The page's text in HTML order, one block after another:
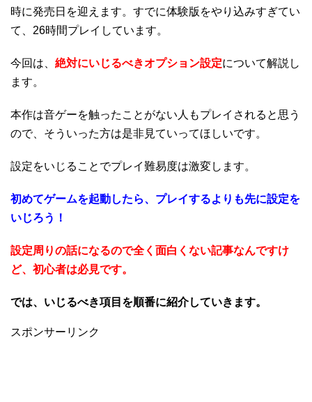
時に発売日を迎えます。すでに体験版をやり込みすぎてい
て、26時間プレイしています。
今回は、 絶対にいじるべきオプション設定について解説し
ます。
本作は音ゲーを触ったことがない人もプレイされると思う
ので、そういった方は是非見ていってほしいです。
設定をいじることでプレイ難易度は激変します。
初めてゲームを起動したら、プレイするよりも先に設定を
いじろう！
設定周りの話になるので全く面白くない記事なんですけ
ど、初心者は必見です。
では、いじるべき項目を順番に紹介していきます。
スポンサーリンク